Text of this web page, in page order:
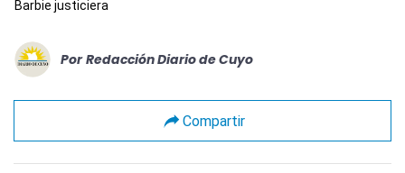
Barbie justiciera
Por Redacción Diario de Cuyo
Compartir